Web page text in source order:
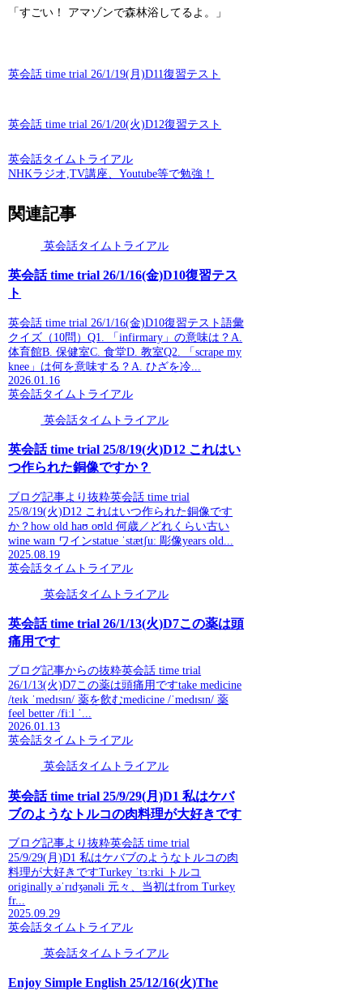
「すごい！ アマゾンで森林浴してるよ。」
英会話 time trial 26/1/19(月)D11復習テスト
英会話 time trial 26/1/20(火)D12復習テスト
英会話タイムトライアル
NHKラジオ,TV講座、Youtube等で勉強！
関連記事
英会話タイムトライアル
英会話 time trial 26/1/16(金)D10復習テス
ト
英会話 time trial 26/1/16(金)D10復習テスト語彙
クイズ（10問）Q1. 「infirmary」の意味は？A.
体育館B. 保健室C. 食堂D. 教室Q2. 「scrape my
knee」は何を意味する？A. ひざを冷...
2026.01.16
英会話タイムトライアル
英会話タイムトライアル
英会話 time trial 25/8/19(火)D12 これはい
つ作られた銅像ですか？
ブログ記事より抜粋英会話 time trial
25/8/19(火)D12 これはいつ作られた銅像です
か？how old haʊ oʊld 何歳／どれくらい古い
wine waɪn ワインstatue ˈstætʃuː 彫像years old...
2025.08.19
英会話タイムトライアル
英会話タイムトライアル
英会話 time trial 26/1/13(火)D7この薬は頭
痛用です
ブログ記事からの抜粋英会話 time trial
26/1/13(火)D7この薬は頭痛用ですtake medicine
/teɪk ˈmedɪsɪn/ 薬を飲むmedicine /ˈmedɪsɪn/ 薬
feel better /fiːl ˈ...
2026.01.13
英会話タイムトライアル
英会話タイムトライアル
英会話 time trial 25/9/29(月)D1 私はケバ
ブのようなトルコの肉料理が大好きです
ブログ記事より抜粋英会話 time trial
25/9/29(月)D1 私はケバブのようなトルコの肉
料理が大好きですTurkey ˈtɜːrki トルコ
originally əˈrɪdʒənəli 元々、当初はfrom Turkey
fr...
2025.09.29
英会話タイムトライアル
英会話タイムトライアル
Enjoy Simple English 25/12/16(火)The